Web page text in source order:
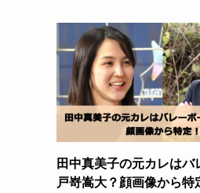
田中真美子の元カレはバ
戸嵜嵩大？顔画像から特